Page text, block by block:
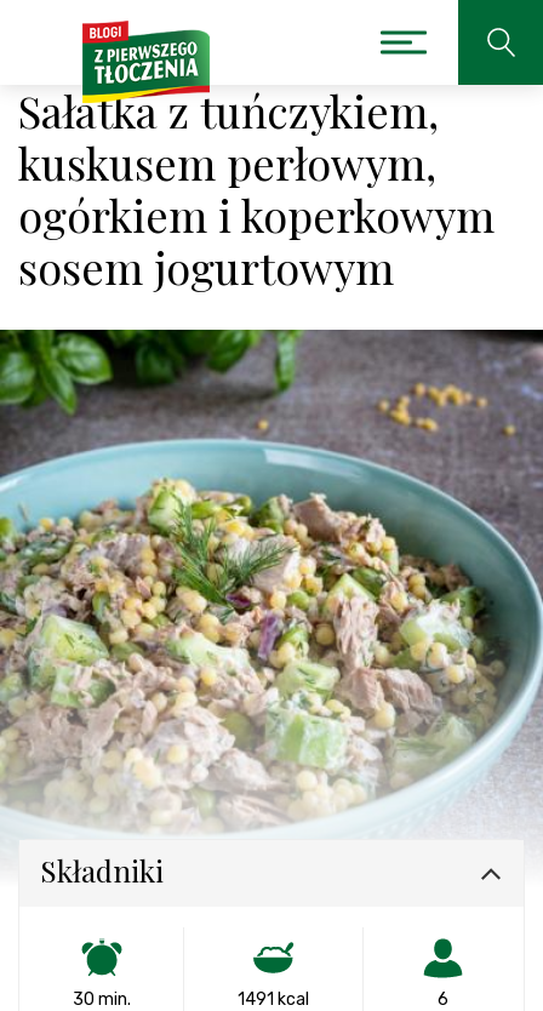
Sałatka z tuńczykiem,
kuskusem perłowym,
ogórkiem i koperkowym
sosem jogurtowym
Składniki
30 min. 1491 kcal 6